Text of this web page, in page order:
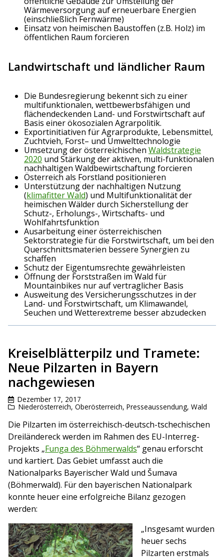
Wärmeversorgung auf erneuerbare Energien
(einschließlich Fernwärme)
Einsatz von heimischen Baustoffen (z.B. Holz) im
öffentlichen Raum forcieren
Landwirtschaft und ländlicher Raum
Die Bundesregierung bekennt sich zu einer
multifunktionalen, wettbewerbsfähigen und
flächendeckenden Land- und Forstwirtschaft auf
Basis einer ökosozialen Agrarpolitik.
Exportinitiativen für Agrarprodukte, Lebensmittel,
Zuchtvieh, Forst– und Umwelttechnologie
Umsetzung der österreichischen Waldstrategie
2020 und Stärkung der aktiven, multi-funktionalen
nachhaltigen Waldbewirtschaftung forcieren
Österreich als Forstland positionieren
Unterstützung der nachhaltigen Nutzung
(klimafitter Wald) und Multifunktionalität der
heimischen Wälder durch Sicherstellung der
Schutz-, Erholungs-, Wirtschafts- und
Wohlfahrtsfunktion
Ausarbeitung einer österreichischen
Sektorstrategie für die Forstwirtschaft, um bei den
Querschnittsmaterien bessere Synergien zu
schaffen
Schutz der Eigentumsrechte gewährleisten
Öffnung der Forststraßen im Wald für
Mountainbikes nur auf vertraglicher Basis
Ausweitung des Versicherungsschutzes in der
Land- und Forstwirtschaft, um Klimawandel,
Seuchen und Wetterextreme besser abzudecken
Kreiselblätterpilz und Tramete:
Neue Pilzarten in Bayern
nachgewiesen
Dezember 17, 2017
Niederösterreich, Oberösterreich, Presseaussendung, Wald
Die Pilzarten im österreichisch-deutsch-tschechischen
Dreiländereck werden im Rahmen des EU-Interreg-
Projekts „Funga des Böhmerwalds“ genau erforscht
und kartiert. Das Gebiet umfasst auch die
Nationalparks Bayerischer Wald und Šumava
(Böhmerwald). Für den bayerischen Nationalpark
konnte heuer eine erfolgreiche Bilanz gezogen
werden:
„Insgesamt wurden
heuer sechs
Pilzarten erstmals